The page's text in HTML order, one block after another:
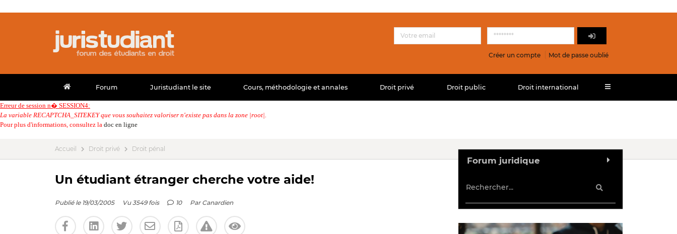
Créer un compte Mot de passe oublié
Forum Juristudiant le site Cours, méthodologie et annales Droit privé Droit public Droit international
Erreur de session n� SESSION4:
La variable RECAPTCHA_SITEKEY que vous souhaitez valoriser n'existe pas dans la zone |root|.
Pour plus d'informations, consultez la doc en ligne
Accueil Droit privé Droit pénal
Un étudiant étranger cherche votre aide!
Publié le 19/03/2005 Vu 3549 fois 10 Par Canardien
Forum juridique